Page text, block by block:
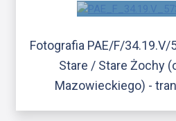
Fotografia PAE/F/
Stare / Stare Żochy
Mazowieckiego) -